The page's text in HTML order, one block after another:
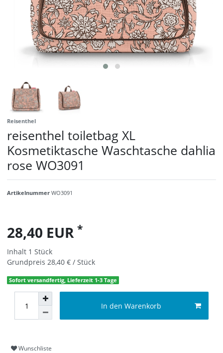
Reisenthel
reisenthel toiletbag XL
Kosmetiktasche Waschtasche dahlia
rose WO3091
Artikelnummer WO3091
28,40 EUR *
Inhalt 1 Stück
Grundpreis 28,40 € / Stück
Sofort versandfertig, Lieferzeit 1-3 Tage
In den Warenkorb
Wunschliste